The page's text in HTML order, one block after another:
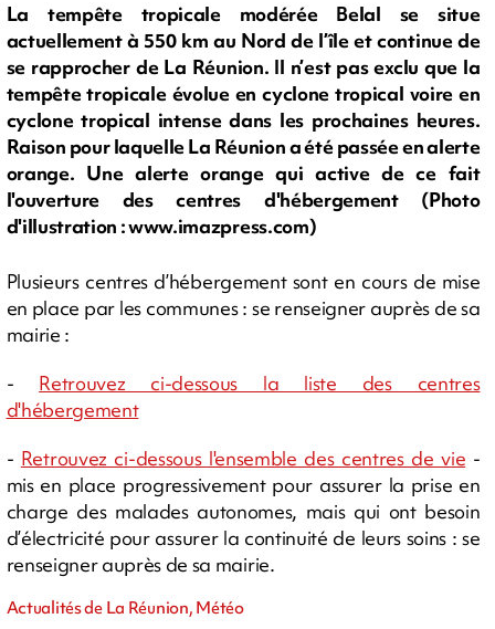
La tempête tropicale modérée Belal se situe
actuellement à 550 km au Nord de l’île et continue de
se rapprocher de La Réunion. Il n’est pas exclu que la
tempête tropicale évolue en cyclone tropical voire en
cyclone tropical intense dans les prochaines heures.
Raison pour laquelle La Réunion a été passée en alerte
orange. Une alerte orange qui active de ce fait
l'ouverture des centres d'hébergement (Photo
d'illustration : www.imazpress.com)
Plusieurs centres d’hébergement sont en cours de mise
en place par les communes : se renseigner auprès de sa
mairie :
- Retrouvez ci-dessous la liste des centres
d'hébergement
- Retrouvez ci-dessous l'ensemble des centres de vie -
mis en place progressivement pour assurer la prise en
charge des malades autonomes, mais qui ont besoin
d’électricité pour assurer la continuité de leurs soins : se
renseigner auprès de sa mairie.
Actualités de La Réunion, Météo